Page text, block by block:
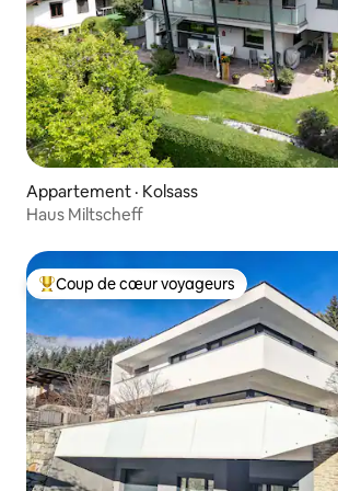
Appartement · Kolsass
Haus Miltscheff
Coup de cœur voyageurs parmi les plus
Coup de cœur voyageurs